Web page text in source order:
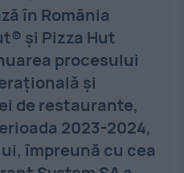
în România
şi Pizza Hut
procesului
şi
de restaurante,
2023-2024,
împreună cu cea